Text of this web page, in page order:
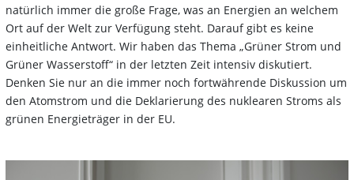
natürlich immer die große Frage, was an Energien an welchem
Ort auf der Welt zur Verfügung steht. Darauf gibt es keine
einheitliche Antwort. Wir haben das Thema „Grüner Strom und
Grüner Wasserstoff“ in der letzten Zeit intensiv diskutiert.
Denken Sie nur an die immer noch fortwährende Diskussion um
den Atomstrom und die Deklarierung des nuklearen Stroms als
grünen Energieträger in der EU.